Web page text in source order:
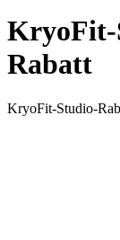
KryoFit-
Rabatt
KryoFit-Studio-